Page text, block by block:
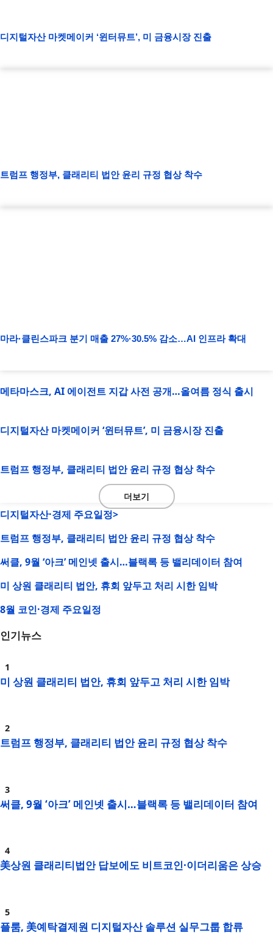
디지털자산 마켓메이커 ‘윈터뮤트’, 미 금융시장 진출
트럼프 행정부, 클래리티 법안 윤리 규정 협상 착수
마라·클린스파크 분기 매출 27%·30.5% 감소…AI 인프라 확대
메타마스크, AI 에이전트 지갑 사전 공개…올여름 정식 출시
디지털자산 마켓메이커 ‘윈터뮤트’, 미 금융시장 진출
트럼프 행정부, 클래리티 법안 윤리 규정 협상 착수
더보기
디지털자산·경제 주요일정>
트럼프 행정부, 클래리티 법안 윤리 규정 협상 착수
써클, 9월 ‘아크’ 메인넷 출시…블랙록 등 밸리데이터 참여
미 상원 클래리티 법안, 휴회 앞두고 처리 시한 임박
8월 코인·경제 주요일정
인기뉴스
미 상원 클래리티 법안, 휴회 앞두고 처리 시한 임박
트럼프 행정부, 클래리티 법안 윤리 규정 협상 착수
써클, 9월 ‘아크’ 메인넷 출시…블랙록 등 밸리데이터 참여
美상원 클래리티법안 답보에도 비트코인·이더리움은 상승
플룸, 美예탁결제원 디지털자산 솔루션 실무그룹 합류